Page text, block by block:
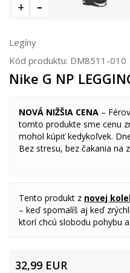
Legíny
Kód produktu: DM8511-010
Nike G NP
NOVÁ NIŽŠIA CENA –
tomto produkte sme cenu
mohol kúpiť kedykoľvek.
Bez stresu, bez čakania na
Tento produkt z novej
– keď spomalíš aj keď
ktorí chcú slobodu pohybu
32,99 EUR